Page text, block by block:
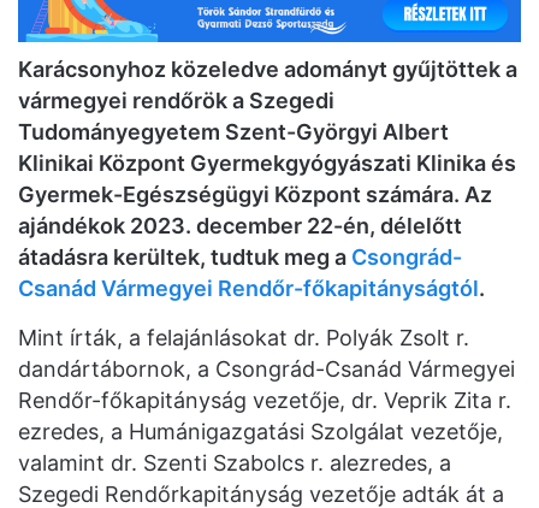
Karácsonyhoz közeledve adományt gyűjtöttek a
vármegyei rendőrök a Szegedi
Tudományegyetem Szent-Györgyi Albert
Klinikai Központ Gyermekgyógyászati Klinika és
Gyermek-Egészségügyi Központ számára. Az
ajándékok 2023. december 22-én, délelőtt
átadásra kerültek, tudtuk meg a Csongrád-
Csanád Vármegyei Rendőr-főkapitányságtól.
Mint írták, a felajánlásokat dr. Polyák Zsolt r.
dandártábornok, a Csongrád-Csanád Vármegyei
Rendőr-főkapitányság vezetője, dr. Veprik Zita r.
ezredes, a Humánigazgatási Szolgálat vezetője,
valamint dr. Szenti Szabolcs r. alezredes, a
Szegedi Rendőrkapitányság vezetője adták át a